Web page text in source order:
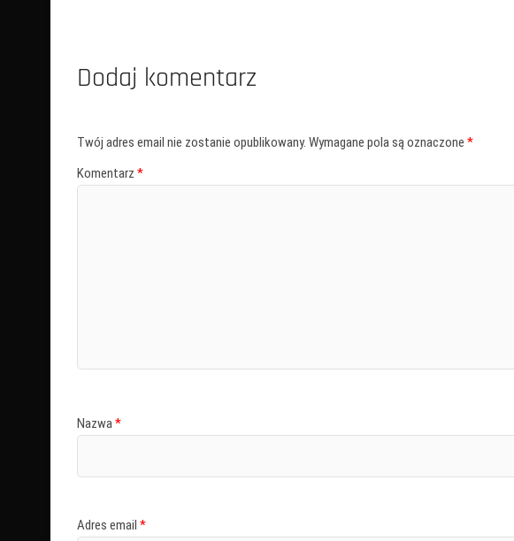
Dodaj komentarz
Twój adres email nie zostanie opublikowany. Wymagane pola są oznaczone *
Komentarz *
Nazwa*
Adres email *